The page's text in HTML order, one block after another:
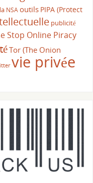
NSA outils PIPA (Protect
publicité
Stop Online Piracy
Tor (The Onion
vie privée